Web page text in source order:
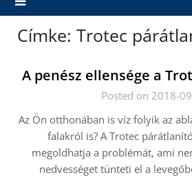
Címke: Trotec
A penész ellensége a
Posted on 2018-
Az Ön otthonában is víz folyik az
falakról is? A Trotec
megoldhatja a problémát, ami
nedvességet tünteti el a